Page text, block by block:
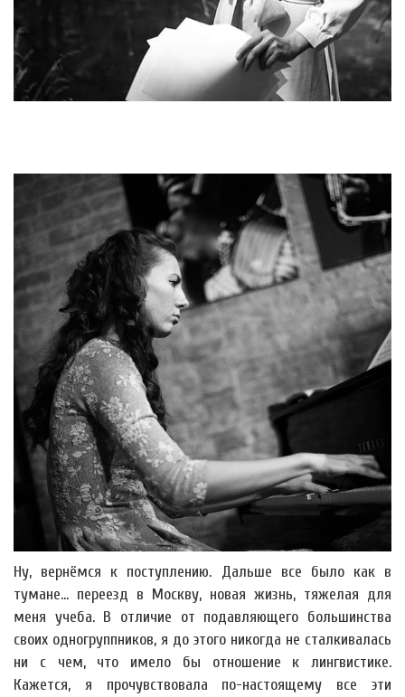
Ну, вернёмся к поступлению. Дальше все было как в
тумане... переезд в Москву, новая жизнь, тяжелая для
меня учеба. В отличие от подавляющего большинства
своих одногруппников, я до этого никогда не сталкивалась
ни с чем, что имело бы отношение к лингвистике.
Кажется, я прочувствовала по-настоящему все эти